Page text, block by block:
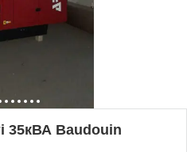
35кВА Baudouin